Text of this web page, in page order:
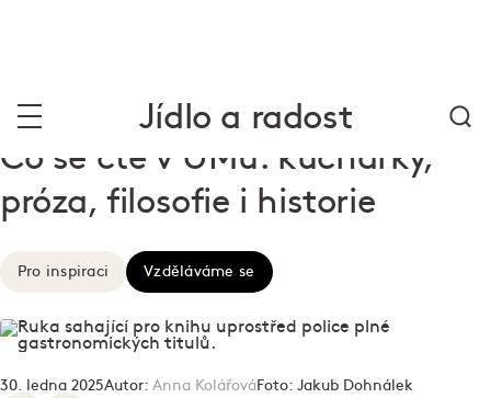
Jídlo a radost
Co se čte v UMu: kuchařky,
próza, filosofie i historie
Pro inspiraci Vzděláváme se
30. ledna 2025Autor: Anna KolářováFoto: Jakub Dohnálek